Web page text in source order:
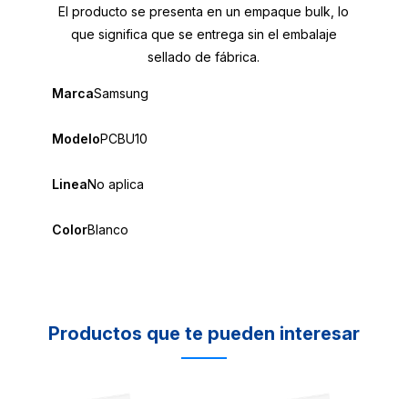
El producto se presenta en un empaque bulk, lo
que significa que se entrega sin el embalaje
sellado de fábrica.
MarcaSamsung
ModeloPCBU10
LineaNo aplica
ColorBlanco
Productos que te pueden interesar